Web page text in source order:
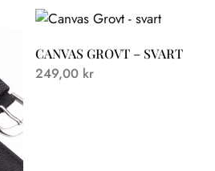
CANVAS GROVT – SVART
249,00 kr